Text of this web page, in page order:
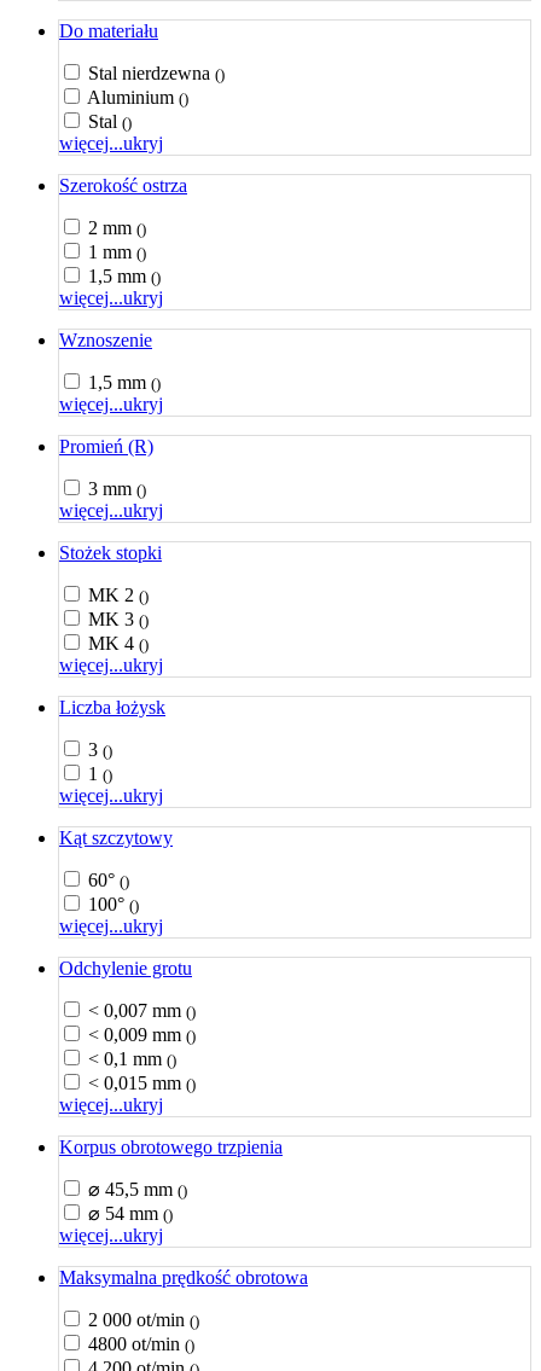
Do materiału
Stal nierdzewna ()
Aluminium ()
Stal ()
więcej...ukryj
Szerokość ostrza
2 mm ()
1 mm ()
1,5 mm ()
więcej...ukryj
Wznoszenie
1,5 mm ()
więcej...ukryj
Promień (R)
3 mm ()
więcej...ukryj
Stożek stopki
MK 2 ()
MK 3 ()
MK 4 ()
więcej...ukryj
Liczba łożysk
3 ()
1 ()
więcej...ukryj
Kąt szczytowy
60° ()
100° ()
więcej...ukryj
Odchylenie grotu
< 0,007 mm ()
< 0,009 mm ()
< 0,1 mm ()
< 0,015 mm ()
więcej...ukryj
Korpus obrotowego trzpienia
⌀ 45,5 mm ()
⌀ 54 mm ()
więcej...ukryj
Maksymalna prędkość obrotowa
2 000 ot/min ()
4800 ot/min ()